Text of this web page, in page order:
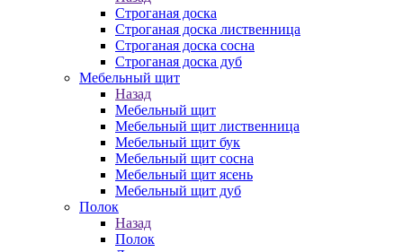
Строганая доска
Строганая доска лиственница
Строганая доска сосна
Строганая доска дуб
Мебельный щит
Назад
Мебельный щит
Мебельный щит лиственница
Мебельный щит бук
Мебельный щит сосна
Мебельный щит ясень
Мебельный щит дуб
Полок
Назад
Полок